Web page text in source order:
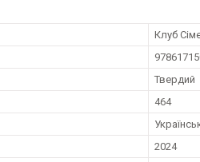
Клуб
Твердий
464
2024